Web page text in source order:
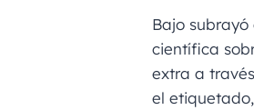
Bajo
científica
extra a
el